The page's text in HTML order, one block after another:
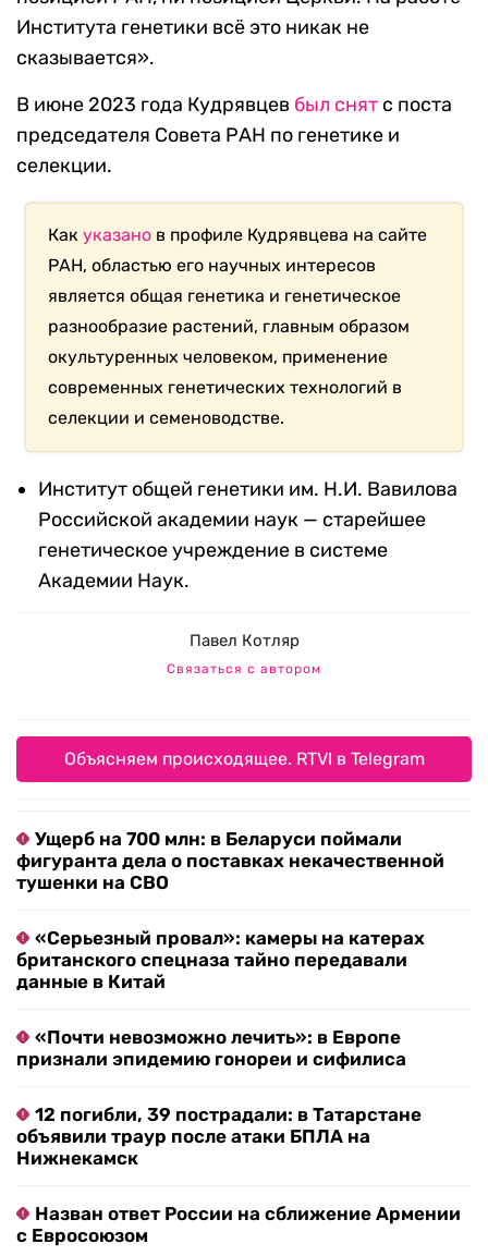
Института генетики всё это никак не
сказывается».
В июне 2023 года Кудрявцев был снят с поста
председателя Совета РАН по генетике и
селекции.
Какуказано в профиле Кудрявцева на сайте
РАН, областью его научных интересов
является общая генетика и генетическое
разнообразие растений, главным образом
окультуренных человеком, применение
современных генетических технологий в
селекции и семеноводстве.
Институт общей генетики им. Н.И. Вавилова
Российской академии наук — старейшее
генетическое учреждение в системе
Академии Наук.
Павел Котляр
Связаться с автором
Объясняем происходящее. RTVI в Telegram
Ущерб на 700 млн: в Беларуси поймали
фигуранта дела о поставках некачественной
тушенки на СВО
«Серьезный провал»: камеры на катерах
британского спецназа тайно передавали
данные в Китай
«Почти невозможно лечить»: в Европе
признали эпидемию гонореи и сифилиса
12 погибли, 39 пострадали: в Татарстане
объявили траур после атаки БПЛА на
Нижнекамск
Назван ответ России на сближение Армении
с Евросоюзом